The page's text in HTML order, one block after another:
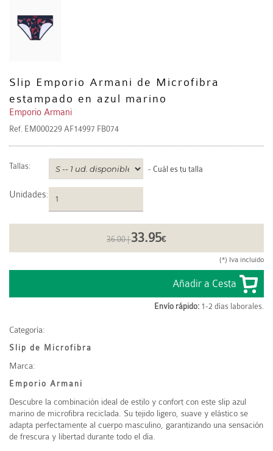
Slip Emporio Armani de Microfibra
estampado en azul marino
Emporio Armani
Ref. EM000229 AF14997 FB074
Tallas: - Cuál es tu talla
Unidades:
36.00 |33.95€
(*) Iva incluido
Envío rápido: 1-2 días laborales.
Categoría:
Slip de Microfibra
Marca:
Emporio Armani
Descubre la combinación ideal de estilo y confort con este slip azul
marino de microfibra reciclada. Su tejido ligero, suave y elástico se
adapta perfectamente al cuerpo masculino, garantizando una sensación
de frescura y libertad durante todo el día.